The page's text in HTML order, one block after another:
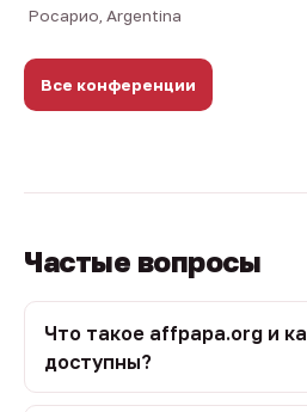
Росарио, Argentina
Все конференции
Частые вопросы
Что такое affpapa.org и
доступны?